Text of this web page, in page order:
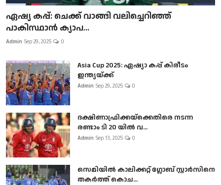
ഏഷ്യ കപ്പ്: ചെക്ക് വാങ്ങി വലിച്ചെറിഞ്ഞ്
പാകിസ്ഥാൻ ക്യാപ...
Admin Sep 29, 2025 0
Asia Cup 2025: ഏഷ്യാ കപ്പ് കിരീടം
ഇന്ത്യയ്ക്ക്
Admin Sep 29, 2025 0
ദക്ഷിണാഫ്രിക്കയ്‌ക്കെതിരെ നടന്ന
രണ്ടാം ടി 20 യിൽ വ...
Admin Sep 13, 2025 0
സെമിയിൽ കാലിക്കറ്റ് ഗ്ലോബ് സ്റ്റാർസിനെ
തകർത്ത് കൊച...